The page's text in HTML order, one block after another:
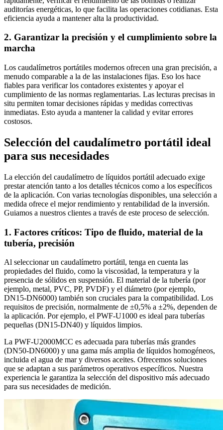
auditorías energéticas, lo que facilita las operaciones cotidianas. Esta
eficiencia ayuda a mantener alta la productividad.
2. Garantizar la precisión y el cumplimiento sobre la
marcha
Los caudalímetros portátiles modernos ofrecen una gran precisión, a
menudo comparable a la de las instalaciones fijas. Eso los hace
fiables para verificar los contadores existentes y apoyar el
cumplimiento de las normas reglamentarias. Las lecturas precisas in
situ permiten tomar decisiones rápidas y medidas correctivas
inmediatas. Esto ayuda a mantener la calidad y evitar errores
costosos.
Selección del caudalímetro portátil ideal
para sus necesidades
La elección del caudalímetro de líquidos portátil adecuado exige
prestar atención tanto a los detalles técnicos como a los específicos
de la aplicación. Con varias tecnologías disponibles, una selección a
medida ofrece el mejor rendimiento y rentabilidad de la inversión.
Guiamos a nuestros clientes a través de este proceso de selección.
1. Factores críticos: Tipo de fluido, material de la
tubería, precisión
Al seleccionar un caudalímetro portátil, tenga en cuenta las
propiedades del fluido, como la viscosidad, la temperatura y la
presencia de sólidos en suspensión. El material de la tubería (por
ejemplo, metal, PVC, PP, PVDF) y el diámetro (por ejemplo,
DN15-DN6000) también son cruciales para la compatibilidad. Los
requisitos de precisión, normalmente de ±0,5% a ±2%, dependen de
la aplicación. Por ejemplo, el PWF-U1000 es ideal para tuberías
pequeñas (DN15-DN40) y líquidos limpios.
La PWF-U2000MCC es adecuada para tuberías más grandes
(DN50-DN6000) y una gama más amplia de líquidos homogéneos,
incluida el agua de mar y diversos aceites. Ofrecemos soluciones
que se adaptan a sus parámetros operativos específicos. Nuestra
experiencia le garantiza la selección del dispositivo más adecuado
para sus necesidades de medición.